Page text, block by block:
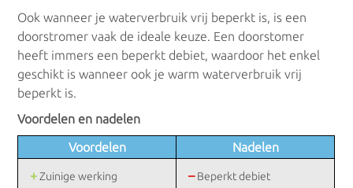
Ook wanneer je waterverbruik vrij beperkt is, is een
doorstromer vaak de ideale keuze. Een doorstomer
heeft immers een beperkt debiet, waardoor het enkel
geschikt is wanneer ook je warm waterverbruik vrij
beperkt is.
Voordelen en nadelen
Voordelen
Nadelen
+Zuinige werking –Beperkt debiet